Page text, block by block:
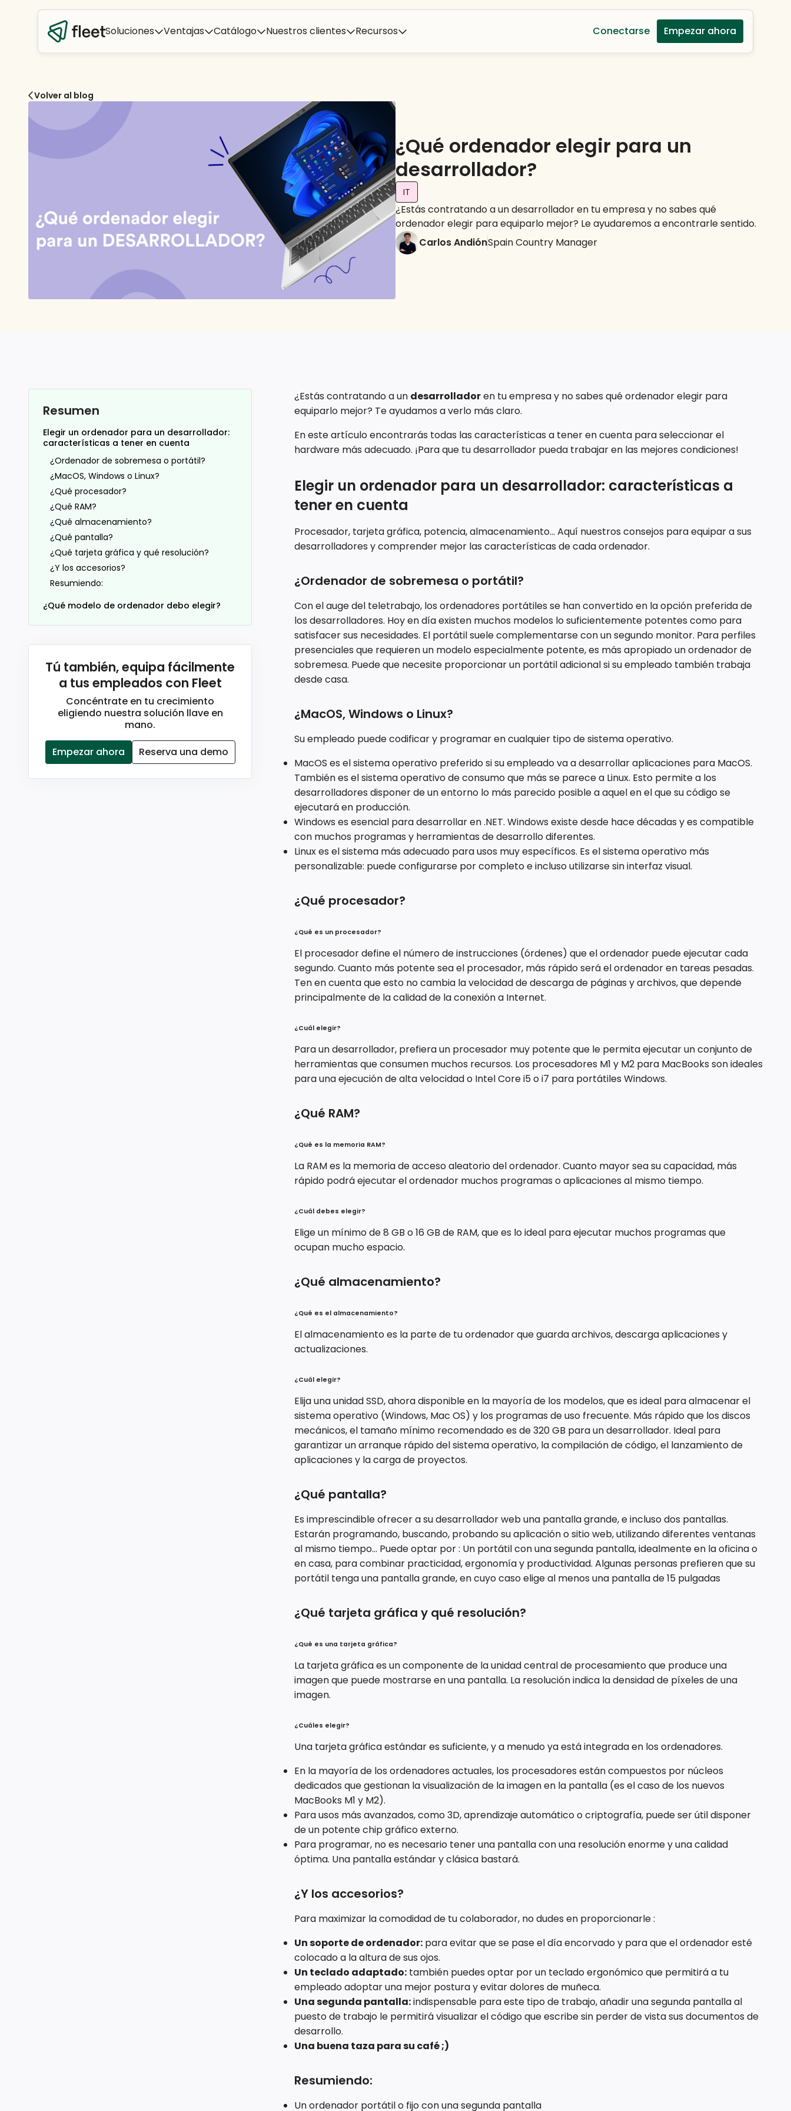
Soluciones Ventajas Catálogo Nuestros clientes Recursos Conectarse Empezar ahora
Volver al blog
¿Qué ordenador elegir para un
desarrollador?
IT
¿Estás contratando a un desarrollador en tu empresa y no sabes qué
ordenador elegir para equiparlo mejor? Le ayudaremos a encontrarle sentido.
Carlos AndiónSpain Country Manager
Resumen
Elegir un ordenador para un desarrollador:
características a tener en cuenta
¿Ordenador de sobremesa o portátil?
¿MacOS, Windows o Linux?
¿Qué procesador?
¿Qué RAM?
¿Qué almacenamiento?
¿Qué pantalla?
¿Qué tarjeta gráfica y qué resolución?
¿Y los accesorios?
Resumiendo:
¿Qué modelo de ordenador debo elegir?
Tú también, equipa fácilmente
a tus empleados con Fleet
Concéntrate en tu crecimiento
eligiendo nuestra solución llave en
mano.
Empezar ahora
Reserva una demo
¿Estás contratando a un desarrolladoren tu empresa y no sabes qué ordenador elegir para
equiparlo mejor? Te ayudamos a verlo más claro.
En este artículo encontrarás todas las características a tener en cuenta para seleccionar el
hardware más adecuado. ¡Para que tu desarrollador pueda trabajar en las mejores condiciones!
Elegir un ordenador para un desarrollador: características a
tener en cuenta
Procesador, tarjeta gráfica, potencia, almacenamiento... Aquí nuestros consejos para equipar a sus
desarrolladores y comprender mejor las características de cada ordenador.
¿Ordenador de sobremesa o portátil?
Con el auge del teletrabajo, los ordenadores portátiles se han convertido en la opción preferida de
los desarrolladores. Hoy en día existen muchos modelos lo suficientemente potentes como para
satisfacer sus necesidades. El portátil suele complementarse con un segundo monitor. Para perfiles
presenciales que requieren un modelo especialmente potente, es más apropiado un ordenador de
sobremesa. Puede que necesite proporcionar un portátil adicional si su empleado también trabaja
desde casa.
¿MacOS, Windows o Linux?
Su empleado puede codificar y programar en cualquier tipo de sistema operativo.
MacOS es el sistema operativo preferido si su empleado va a desarrollar aplicaciones para MacOS.
También es el sistema operativo de consumo que más se parece a Linux. Esto permite a los
desarrolladores disponer de un entorno lo más parecido posible a aquel en el que su código se
ejecutará en producción.
Windows es esencial para desarrollar en .NET. Windows existe desde hace décadas y es compatible
con muchos programas y herramientas de desarrollo diferentes.
Linux es el sistema más adecuado para usos muy específicos. Es el sistema operativo más
personalizable: puede configurarse por completo e incluso utilizarse sin interfaz visual.
¿Qué procesador?
¿Qué es un procesador?
El procesador define el número de instrucciones (órdenes) que el ordenador puede ejecutar cada
segundo. Cuanto más potente sea el procesador, más rápido será el ordenador en tareas pesadas.
Ten en cuenta que esto no cambia la velocidad de descarga de páginas y archivos, que depende
principalmente de la calidad de la conexión a Internet.
¿Cuál elegir?
Para un desarrollador, prefiera un procesador muy potente que le permita ejecutar un conjunto de
herramientas que consumen muchos recursos. Los procesadores M1 y M2 para MacBooks son ideales
para una ejecución de alta velocidad o Intel Core i5 o i7 para portátiles Windows.
¿Qué RAM?
¿Qué es la memoria RAM?
La RAM es la memoria de acceso aleatorio del ordenador. Cuanto mayor sea su capacidad, más
rápido podrá ejecutar el ordenador muchos programas o aplicaciones al mismo tiempo.
¿Cuál debes elegir?
Elige un mínimo de 8 GB o 16 GB de RAM, que es lo ideal para ejecutar muchos programas que
ocupan mucho espacio.
¿Qué almacenamiento?
¿Qué es el almacenamiento?
El almacenamiento es la parte de tu ordenador que guarda archivos, descarga aplicaciones y
actualizaciones.
¿Cuál elegir?
Elija una unidad SSD, ahora disponible en la mayoría de los modelos, que es ideal para almacenar el
sistema operativo (Windows, Mac OS) y los programas de uso frecuente. Más rápido que los discos
mecánicos, el tamaño mínimo recomendado es de 320 GB para un desarrollador. Ideal para
garantizar un arranque rápido del sistema operativo, la compilación de código, el lanzamiento de
aplicaciones y la carga de proyectos.
¿Qué pantalla?
Es imprescindible ofrecer a su desarrollador web una pantalla grande, e incluso dos pantallas.
Estarán programando, buscando, probando su aplicación o sitio web, utilizando diferentes ventanas
al mismo tiempo... Puede optar por : Un portátil con una segunda pantalla, idealmente en la oficina o
en casa, para combinar practicidad, ergonomía y productividad. Algunas personas prefieren que su
portátil tenga una pantalla grande, en cuyo caso elige al menos una pantalla de 15 pulgadas
¿Qué tarjeta gráfica y qué resolución?
¿Qué es una tarjeta gráfica?
La tarjeta gráfica es un componente de la unidad central de procesamiento que produce una
imagen que puede mostrarse en una pantalla. La resolución indica la densidad de píxeles de una
imagen.
¿Cuáles elegir?
Una tarjeta gráfica estándar es suficiente, y a menudo ya está integrada en los ordenadores.
En la mayoría de los ordenadores actuales, los procesadores están compuestos por núcleos
dedicados que gestionan la visualización de la imagen en la pantalla (es el caso de los nuevos
MacBooks M1 y M2).
Para usos más avanzados, como 3D, aprendizaje automático o criptografía, puede ser útil disponer
de un potente chip gráfico externo.
Para programar, no es necesario tener una pantalla con una resolución enorme y una calidad
óptima. Una pantalla estándar y clásica bastará.
¿Y los accesorios?
Para maximizar la comodidad de tu colaborador, no dudes en proporcionarle :
Un soporte de ordenador: para evitar que se pase el día encorvado y para que el ordenador esté
colocado a la altura de sus ojos.
Un teclado adaptado: también puedes optar por un teclado ergonómico que permitirá a tu
empleado adoptar una mejor postura y evitar dolores de muñeca.
Una segunda pantalla:indispensable para este tipo de trabajo, añadir una segunda pantalla al
puesto de trabajo le permitirá visualizar el código que escribe sin perder de vista sus documentos de
desarrollo.
Una buena taza para su café ;)
Resumiendo:
Un ordenador portátil o fijo con una segunda pantalla